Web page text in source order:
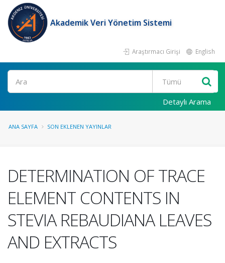
Akademik Veri Yönetim Sistemi
Araştırmacı Girişi English
Ara
Detaylı Arama
ANA SAYFA SON EKLENEN YAYINLAR
DETERMINATION OF TRACE
ELEMENT CONTENTS IN
STEVIA REBAUDIANA LEAVES
AND EXTRACTS